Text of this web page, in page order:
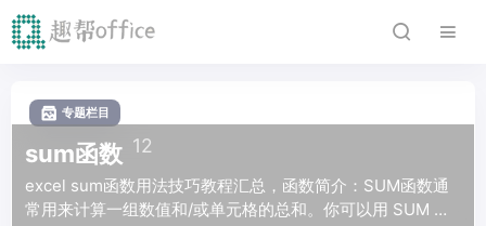
专题栏目
sum函数 12
excel sum函数用法技巧教程汇总，函数简介：SUM函数通
常用来计算一组数值和/或单元格的总和。你可以用 SUM 函